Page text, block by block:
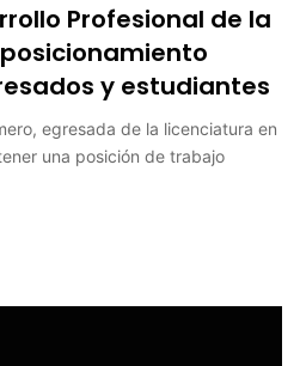
Profesional de la
posicionamiento
y estudiantes
egresada de la licenciatura en
una posición de trabajo